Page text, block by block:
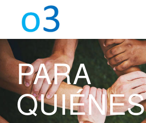
PARA
QUIÉNES